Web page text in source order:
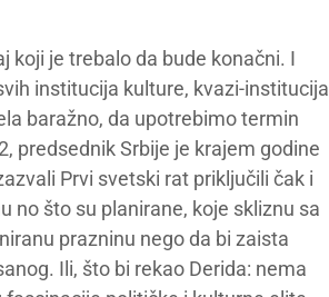
koji je trebalo da bude konačni. I
institucija kulture, kvazi-institucija
baražno, da upotrebimo termin
predsednik Srbije je krajem godine
Prvi svetski rat priključili čak i
no što su planirane, koje skliznu sa
prazninu nego da bi zaista
Ili, što bi rekao Derida: nema